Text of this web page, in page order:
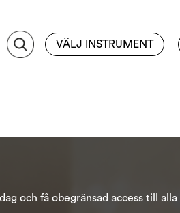
VÄLJ INSTRUMENT
och få obegränsad access till